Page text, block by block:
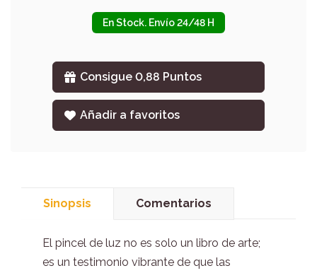
En Stock. Envío 24/48 H
Consigue 0,88 Puntos
Añadir a favoritos
Sinopsis Comentarios
El pincel de luz no es solo un libro de arte;
es un testimonio vibrante de que las